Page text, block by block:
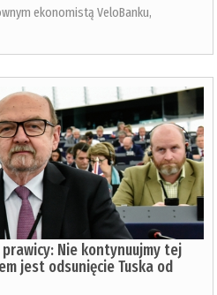
ekonomistą VeloBanku,
Nie kontynuujmy tej
jest odsunięcie Tuska od